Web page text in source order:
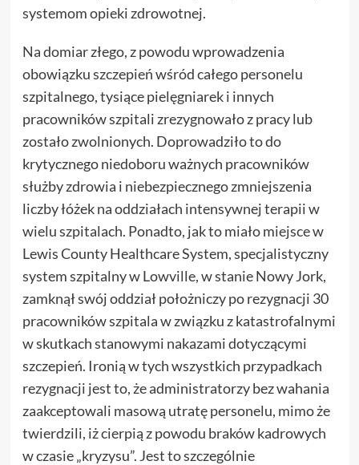
systemom opieki zdrowotnej.
Na domiar złego, z powodu wprowadzenia
obowiązku szczepień wśród całego personelu
szpitalnego, tysiące pielęgniarek i innych
pracowników szpitali zrezygnowało z pracy lub
zostało zwolnionych. Doprowadziło to do
krytycznego niedoboru ważnych pracowników
służby zdrowia i niebezpiecznego zmniejszenia
liczby łóżek na oddziałach intensywnej terapii w
wielu szpitalach. Ponadto, jak to miało miejsce w
Lewis County Healthcare System, specjalistyczny
system szpitalny w Lowville, w stanie Nowy Jork,
zamknął swój oddział położniczy po rezygnacji 30
pracowników szpitala w związku z katastrofalnymi
w skutkach stanowymi nakazami dotyczącymi
szczepień. Ironią w tych wszystkich przypadkach
rezygnacji jest to, że administratorzy bez wahania
zaakceptowali masową utratę personelu, mimo że
twierdzili, iż cierpią z powodu braków kadrowych
w czasie „kryzysu”. Jest to szczególnie